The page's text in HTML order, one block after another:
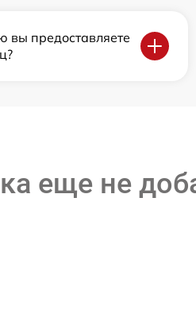
вы предоставляете
еще не